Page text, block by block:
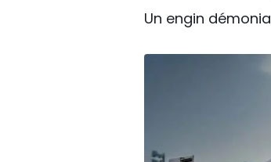
Un engin